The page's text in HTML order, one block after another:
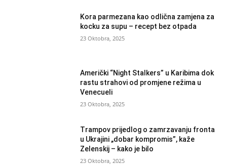
Kora parmezana kao odlična zamjena za
kocku za supu – recept bez otpada
23 Oktobra, 2025
Američki “Night Stalkers” u Karibima dok
rastu strahovi od promjene režima u
Venecueli
23 Oktobra, 2025
Trampov prijedlog o zamrzavanju fronta
u Ukrajini „dobar kompromis”, kaže
Zelenskij – kako je bilo
23 Oktobra, 2025